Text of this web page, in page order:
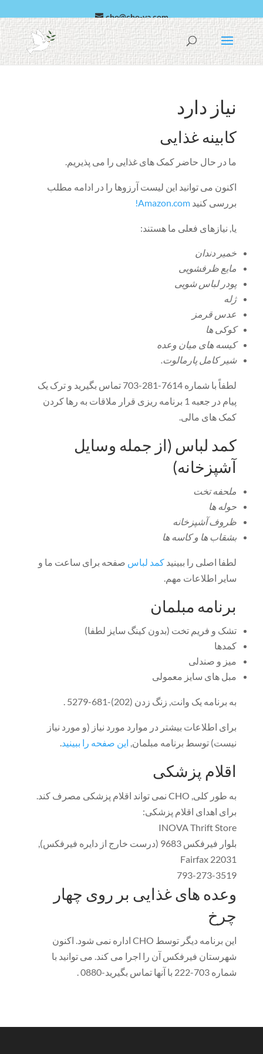
cho@cho-va.com
عربی
پارسی
نیاز دارد
کابینه غذایی
ما در حال حاضر کمک های غذایی را می پذیریم.
اکنون می توانید این لیست آرزوها را در ادامه مطلب
بررسی کنید Amazon.com!
یا, نیازهای فعلی ما هستند:
خمیر دندان
مایع ظرفشویی
پودر لباس شویی
ژله
عدس قرمز
کوکی ها
کیسه های میان وعده
شیر کامل پارمالوت.
لطفاً با شماره 7614-281-703 تماس بگیرید و ترک یک
پیام در جعبه 1 برنامه ریزی قرار ملاقات به رها کردن
کمک های مالی.
کمد لباس (از جمله وسایل
آشپزخانه)
ملحفه تخت
حوله ها
ظروف آشپزخانه
بشقاب ها و کاسه ها
لطفا اصلی را ببینید کمد لباس صفحه برای ساعت ما و
سایر اطلاعات مهم.
برنامه مبلمان
تشک و فریم تخت (بدون کینگ سایز لطفا)
کمدها
میز و صندلی
مبل های سایز معمولی
به برنامه یک وانت, زنگ زدن (202)-681-5279 .
برای اطلاعات بیشتر در موارد مورد نیاز (و مورد نیاز
نیست) توسط برنامه مبلمان, این صفحه را ببینید.
اقلام پزشکی
به طور کلی, CHO نمی تواند اقلام پزشکی مصرف کند.
برای اهدای اقلام پزشکی:
INOVA Thrift Store
بلوار فیرفکس 9683 (درست خارج از دایره فیرفکس),
Fairfax 22031
793-273-3519
وعده های غذایی بر روی چهار
چرخ
این برنامه دیگر توسط CHO اداره نمی شود. اکنون
شهرستان فیرفکس آن را اجرا می کند. می توانید با
شماره 703-222 با آنها تماس بگیرید-0880 .